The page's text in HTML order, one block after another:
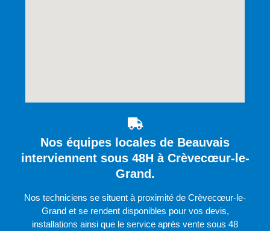
Nos équipes locales de Beauvais
interviennent sous 48H à Crèvecœur-le-
Grand.
Nos techniciens se situent à proximité de Crèvecœur-le-
Grand et se rendent disponibles pour vos devis,
installations ainsi que le service après vente sous 48